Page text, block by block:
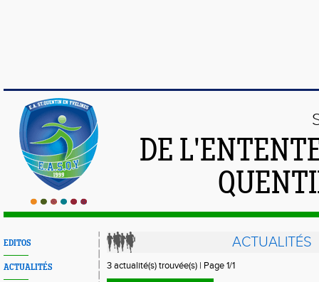
DE
EDITOS
ACTUALITÉS
ACTUALITÉS
3 actualité(s) trouvée(s) | Page 1/1